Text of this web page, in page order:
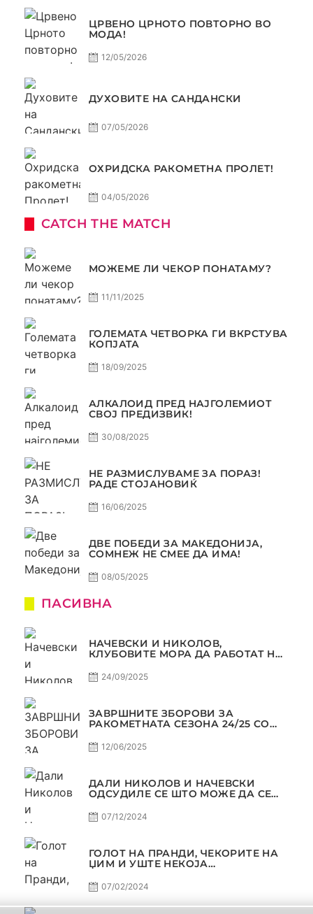
ЦРВЕНО ЦРНОТО ПОВТОРНО ВО
МОДА!
12/05/2026
ДУХОВИТЕ НА САНДАНСКИ
07/05/2026
ОХРИДСКА РАКОМЕТНА ПРОЛЕТ!
04/05/2026
CATCH THE MATCH
МОЖЕМЕ ЛИ ЧЕКОР ПОНАТАМУ?
11/11/2025
ГОЛЕМАТА ЧЕТВОРКА ГИ ВКРСТУВА
КОПЈАТА
18/09/2025
АЛКАЛОИД ПРЕД НАЈГОЛЕМИОТ
СВОЈ ПРЕДИЗВИК!
30/08/2025
НЕ РАЗМИСЛУВАМЕ ЗА ПОРАЗ!
РАДЕ СТОЈАНОВИЌ
16/06/2025
ДВЕ ПОБЕДИ ЗА МАКЕДОНИЈА,
СОМНЕЖ НЕ СМЕЕ ДА ИМА!
08/05/2025
ПАСИВНА
НАЧЕВСКИ И НИКОЛОВ,
КЛУБОВИТЕ МОРА ДА РАБОТАТ НА
С5Е2 ПАСИВНА
24/09/2025
ЗАВРШНИТЕ ЗБОРОВИ ЗА
РАКОМЕТНАТА СЕЗОНА 24/25 СО
С4Е11
12/06/2025
ДАЛИ НИКОЛОВ И НАЧЕВСКИ
ОДСУДИЛЕ СЕ ШТО МОЖЕ ДА СЕ
07/12/2024
ГОЛОТ НА ПРАНДИ, ЧЕКОРИТЕ НА
ЏИМ И УШТЕ НЕКОЈА
САМО РАКОМЕТ
07/02/2024